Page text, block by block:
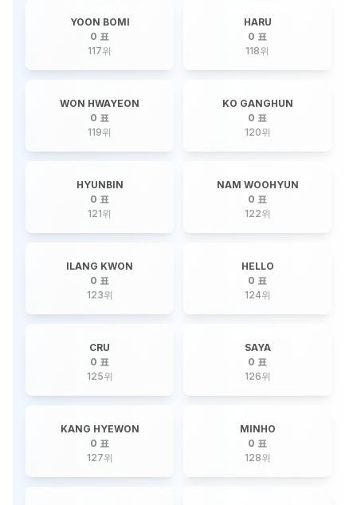
YOON BOMI
0 표
117위
HARU
0 표
118위
WON HWAYEON
0 표
119위
KO GANGHUN
0 표
120위
HYUNBIN
0 표
121위
NAM WOOHYUN
0 표
122위
ILANG KWON
0 표
123위
HELLO
0 표
124위
CRU
0 표
125위
SAYA
0 표
126위
KANG HYEWON
0 표
127위
MINHO
0 표
128위